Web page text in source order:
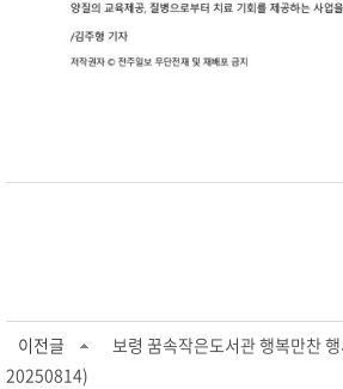
이전글
보령 꿈속작은도서관 행복만찬
20250814)